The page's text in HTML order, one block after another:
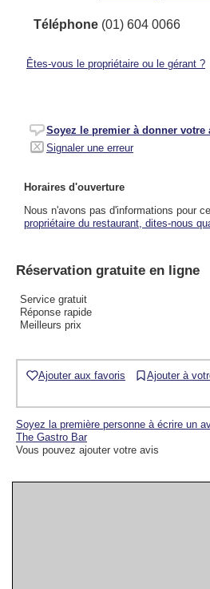
Téléphone (01) 604 0066
Êtes-vous le propriétaire ou le gérant ?
Soyez le premier à donner votre
Signaler une erreur
Horaires d'ouverture
Nous n'avons pas d'informations pour
propriétaire du restaurant, dites-nous
Réservation gratuite en ligne
Service gratuit
Réponse rapide
Meilleurs prix
Ajouter aux favoris Ajouter à
Soyez la première personne à écrire un
The Gastro Bar
Vous pouvez ajouter votre avis